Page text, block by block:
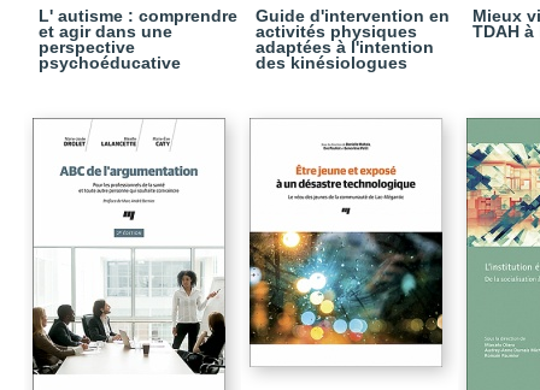
L' autisme : comprendre
et agir dans une
perspective
psychoéducative
Guide d'intervention en
activités physiques
adaptées à l'intention
des kinésiologues
Mieux
TDAH